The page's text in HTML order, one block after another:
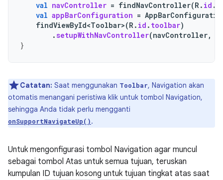
val navController = findNavController(R. id .
val appBarConfiguration =
findViewById<Toolbar>(R. id . toolbar)
.setupWithNavController(navController,
}
Catatan: Saat menggunakan Toolbar, Navigation akan
otomatis menangani peristiwa klik untuk tombol Navigation,
sehingga Anda tidak perlu mengganti
onSupportNavigateUp().
Untuk mengonfigurasi tombol Navigation agar muncul
sebagai tombol Atas untuk semua tujuan, teruskan
kumpulan ID tujuan kosong untuk tujuan tingkat atas saat